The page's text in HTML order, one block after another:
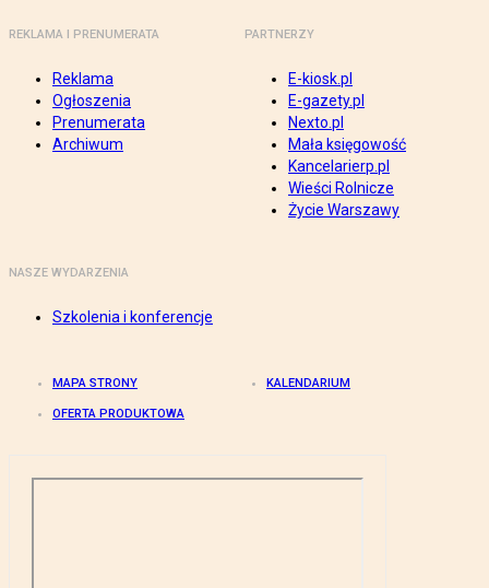
REKLAMA I PRENUMERATA
Reklama
Ogłoszenia
Prenumerata
Archiwum
PARTNERZY
E-kiosk.pl
E-gazety.pl
Nexto.pl
Mała księgowość
Kancelarierp.pl
Wieści Rolnicze
Życie Warszawy
NASZE WYDARZENIA
Szkolenia i konferencje
MAPA STRONY KALENDARIUM
OFERTA PRODUKTOWA